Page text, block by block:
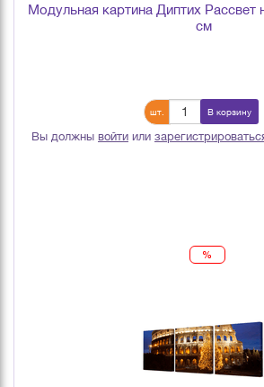
Модульная картина Диптих Рассвет
см
шт. В корзину
Вы должны войти или
%